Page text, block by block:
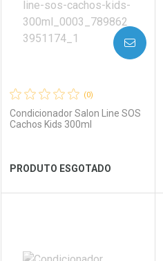
Ver Desconto Convênio
(0)
Condicionador Salon Line SOS
Cachos Kids 300ml
PRODUTO ESGOTADO
AVISE-ME
Laboratório
Por Menos